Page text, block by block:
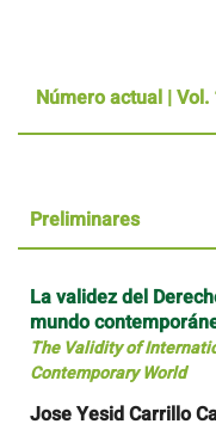
Número actual |Vol.
Preliminares
La validez del
mundo
The Validity of
Contemporary World
Jose Yesid Carrillo